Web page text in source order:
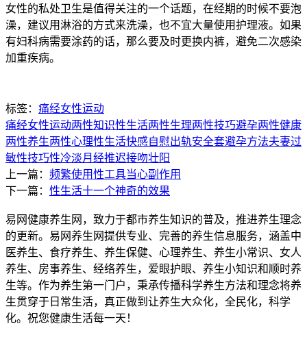
女性的私处卫生是值得关注的一个话题，在经期的时候不要泡
澡，建议用淋浴的方式来洗澡，也不宜大量使用护理液。如果
有妇科病需要涂药的话，那么要及时更换内裤，避免二次感染
加重疾病。
标签： 痛经女性运动
痛经女性运动两性知识性生活两性生理两性技巧避孕两性健康
两性养生两性心理性生活快感自慰出轨安全套避孕方法夫妻过
敏性技巧性冷淡月经推迟接吻壮阳
上一篇： 频繁使用性工具当心副作用
下一篇： 性生活十一个神奇的效果
易网健康养生网，致力于都市养生知识的普及，推进养生理念
的更新。易网养生网提供专业、完善的养生信息服务，涵盖中
医养生、食疗养生、养生保健、心理养生、养生小常识、女人
养生、房事养生、经络养生，爱眼护眼、养生小知识和顺时养
生等。作为养生第一门户，秉承传播科学养生方法和理念将养
生贯穿于日常生活，真正做到让养生大众化，全民化，科学
化。祝您健康生活每一天！